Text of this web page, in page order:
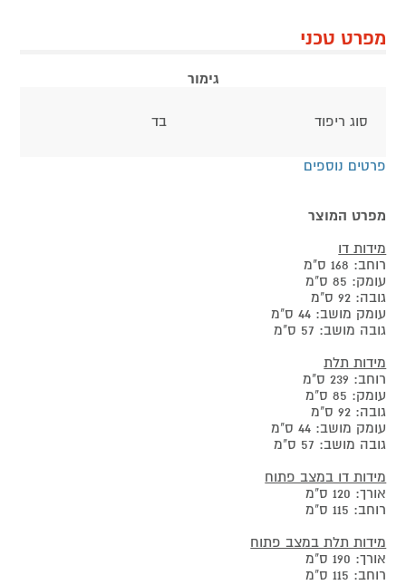
מפרט טכני
גימור
סוג ריפוד בד
פרטים נוספים
מפרט המוצר
מידות דו
רוחב: 168 ס"מ
עומק: 85 ס"מ
גובה: 92 ס"מ
עומק מושב: 44 ס"מ
גובה מושב: 57 ס"מ
מידות תלת
רוחב: 239 ס"מ
עומק: 85 ס"מ
גובה: 92 ס"מ
עומק מושב: 44 ס"מ
גובה מושב: 57 ס"מ
מידות דו במצב פתוח
אורך: 120 ס"מ
רוחב: 115 ס"מ
מידות תלת במצב פתוח
אורך: 190 ס"מ
רוחב: 115 ס"מ